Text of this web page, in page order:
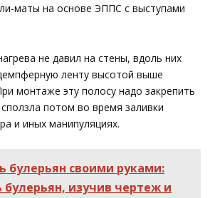
маты на основе ЭППС с выступами
не давил на стены, вдоль них
ленту высотой выше
монтаже эту полосу надо закрепить
потом во время заливки
и иных манипуляциях.
булерьян своими руками:
изучив чертеж и